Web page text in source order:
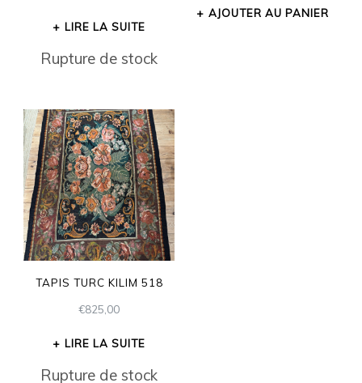
LIRE LA SUITE
Rupture de stock
AJOUTER AU PANIER
TAPIS TURC KILIM 518
€825,00
LIRE LA SUITE
Rupture de stock